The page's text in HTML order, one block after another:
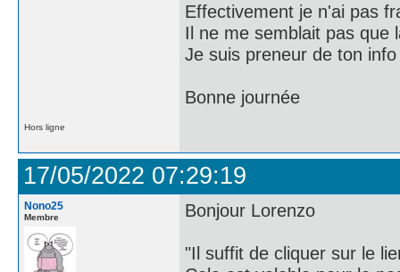
Effectivement je n'ai pas
Il ne me semblait pas que
Je suis preneur de ton
Bonne journée
Hors ligne
17/05/2022 07:29:19
Nono25
Membre Bonjour Lorenzo
"Il suffit de cliquer sur le